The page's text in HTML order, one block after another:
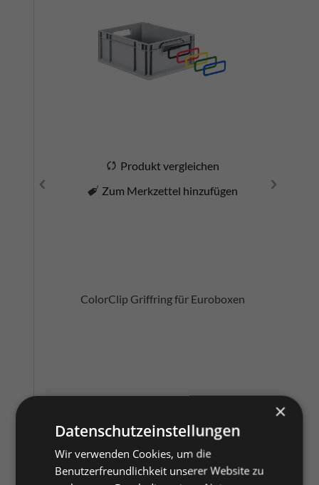
Produkt vergleichen
Zum Merkzettel hinzufügen
ColorClip Griffring für Euroboxen
Euroboxen 600 x 400
×
Datenschutzeinstellungen
Wir verwenden Cookies, um die
Benutzerfreundlichkeit unserer Website zu